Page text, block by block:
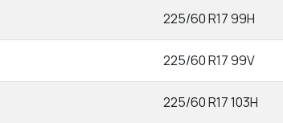
225/60 R17 99H
225/60 R17 99V
225/60 R17 103H